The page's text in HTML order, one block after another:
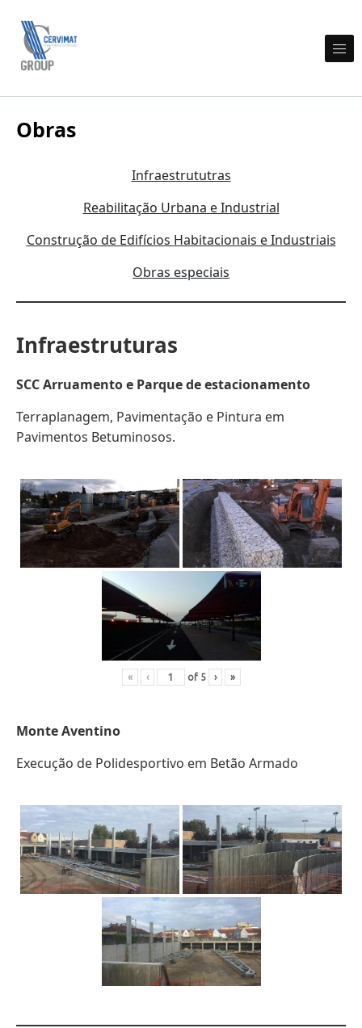
Skip to content
Obras
Infraestrututras
Reabilitação Urbana e Industrial
Construção de Edifícios Habitacionais e Industriais
Obras especiais
Infraestruturas
SCC Arruamento e Parque de estacionamento
Terraplanagem, Pavimentação e Pintura em
Pavimentos Betuminosos.
« ‹ of 5 › »
Monte Aventino
Execução de Polidesportivo em Betão Armado